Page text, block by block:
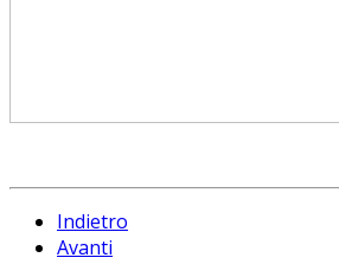
Indietro
Avanti